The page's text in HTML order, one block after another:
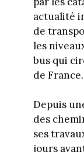
actualité
de
les
bus qui
de France.
Depuis
des
ses
jours